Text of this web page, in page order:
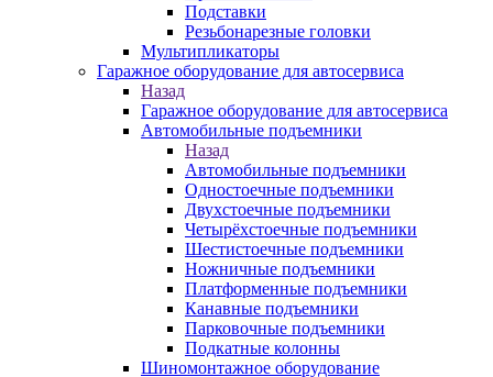
Подставки
Резьбонарезные головки
Мультипликаторы
Гаражное оборудование для автосервиса
Назад
Гаражное оборудование для автосервиса
Автомобильные подъемники
Назад
Автомобильные подъемники
Одностоечные подъемники
Двухстоечные подъемники
Четырёхстоечные подъемники
Шестистоечные подъемники
Ножничные подъемники
Платформенные подъемники
Канавные подъемники
Парковочные подъемники
Подкатные колонны
Шиномонтажное оборудование